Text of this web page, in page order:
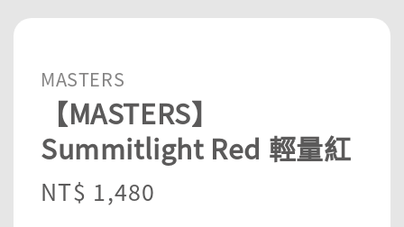
MASTERS
【MASTERS】
Summitlight Red 輕量紅
Regular
NT$ 1,480